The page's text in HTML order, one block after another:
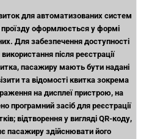
для автоматизованих систем
проїзду оформлюється у формі
Для забезпечення доступності
після реєстрації
пасажиру мають бути надані
та відомості квитка зокрема
на дисплеї пристрою, на
програмний засіб для реєстрації
відтворення у вигляді QR-коду,
пасажиру здійснювати його